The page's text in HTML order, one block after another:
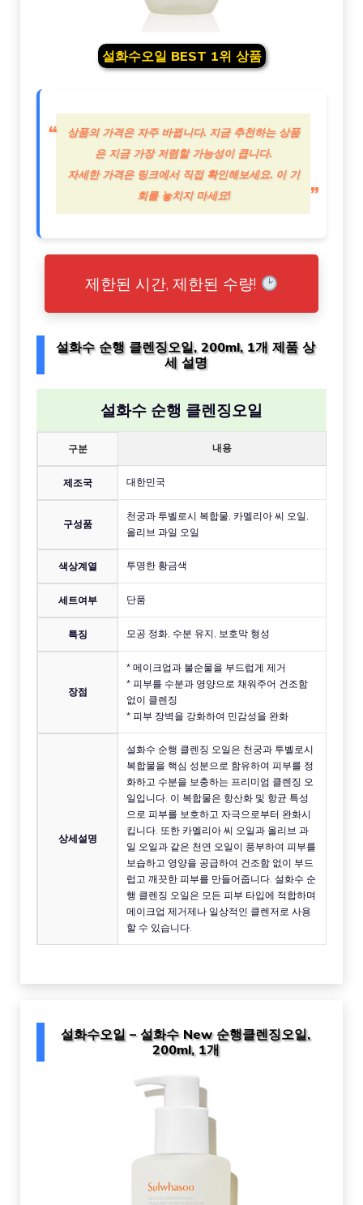
설화수오일 BEST 1위 상품
상품의 가격은 자주 바뀝니다. 지금 추천하는 상품
은 지금 가장 저렴할 가능성이 큽니다.
자세한 가격은 링크에서 직접 확인해보세요. 이 기
회를 놓치지 마세요!
제한된 시간, 제한된 수량!
설화수 순행 클렌징오일, 200ml, 1개 제품 상
세 설명
설화수 순행 클렌징오일
구분 내용
제조국 대한민국
구성품
천궁과 투벨로시 복합물, 카멜리아 씨 오일,
올리브 과일 오일
색상계열 투명한 황금색
세트여부 단품
특징 모공 정화, 수분 유지, 보호막 형성
장점
* 메이크업과 불순물을 부드럽게 제거
* 피부를 수분과 영양으로 채워주어 건조함
없이 클렌징
* 피부 장벽을 강화하여 민감성을 완화
상세설명
설화수 순행 클렌징 오일은 천궁과 투벨로시
복합물을 핵심 성분으로 함유하여 피부를 정
화하고 수분을 보충하는 프리미엄 클렌징 오
일입니다. 이 복합물은 항산화 및 항균 특성
으로 피부를 보호하고 자극으로부터 완화시
킵니다. 또한 카멜리아 씨 오일과 올리브 과
일 오일과 같은 천연 오일이 풍부하여 피부를
보습하고 영양을 공급하여 건조함 없이 부드
럽고 깨끗한 피부를 만들어줍니다. 설화수 순
행 클렌징 오일은 모든 피부 타입에 적합하며
메이크업 제거제나 일상적인 클렌저로 사용
할 수 있습니다.
설화수오일 – 설화수 New 순행클렌징오일,
200ml, 1개